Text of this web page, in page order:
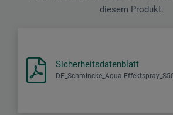
diesem Produkt.
Sicherheitsdatenblatt
DE_Schmincke_Aqua-